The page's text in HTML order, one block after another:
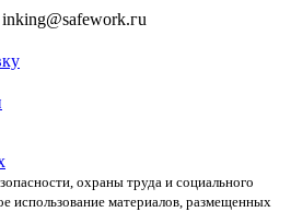
охраны труда и социального
использование материалов, размещенных